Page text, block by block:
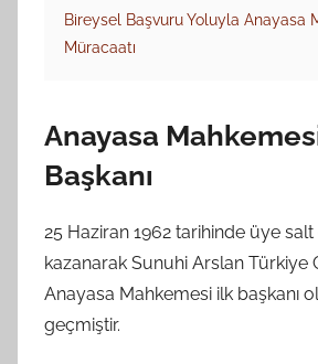
Bireysel Başvuru Yoluyla Anayasa
Müracaatı
Anayasa
Başkanı
25 Haziran 1962 tarihinde üye
kazanarak Sunuhi Arslan Türkiye
Anayasa Mahkemesi ilk başkanı
geçmiştir.